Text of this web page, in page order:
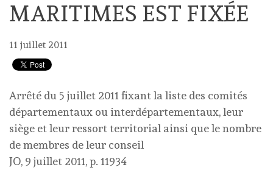
MARITIMES EST FIXÉE
11 juillet 2011
Arrêté du 5 juillet 2011 fixant la liste des comités
départementaux ou interdépartementaux, leur
siège et leur ressort territorial ainsi que le nombre
de membres de leur conseil
JO, 9 juillet 2011, p. 11934